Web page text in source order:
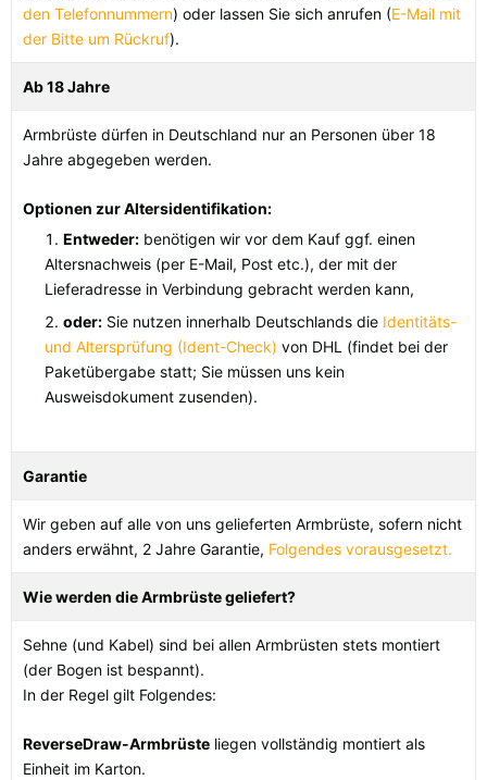
den Telefonnummern) oder lassen Sie sich anrufen (E-Mail mit
der Bitte um Rückruf).
Ab 18 Jahre
Armbrüste dürfen in Deutschland nur an Personen über 18
Jahre abgegeben werden.
Optionen zur Altersidentifikation:
Entweder: benötigen wir vor dem Kauf ggf. einen
Altersnachweis (per E-Mail, Post etc.), der mit der
Lieferadresse in Verbindung gebracht werden kann,
oder: Sie nutzen innerhalb Deutschlands die Identitäts-
und Altersprüfung (Ident-Check) von DHL (findet bei der
Paketübergabe statt; Sie müssen uns kein
Ausweisdokument zusenden).
Garantie
Wir geben auf alle von uns gelieferten Armbrüste, sofern nicht
anders erwähnt, 2 Jahre Garantie, Folgendes vorausgesetzt.
Wie werden die Armbrüste geliefert?
Sehne (und Kabel) sind bei allen Armbrüsten stets montiert
(der Bogen ist bespannt).
In der Regel gilt Folgendes:
ReverseDraw-Armbrüste liegen vollständig montiert als
Einheit im Karton.
Schweiz |Fr. Slowakei |€
weitere Länder, siehe unten
Alle verfügbaren Versandregionen:
Ok
Sollte Ihr Land nicht verfübar sein, keine Sorge - wählen Sie einfach
"Deutschland" aus. Und erfragen die Versandkosten bei der
Bestellung.